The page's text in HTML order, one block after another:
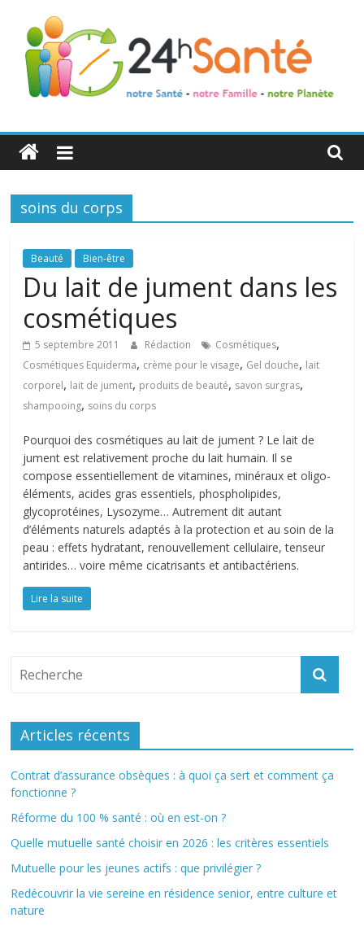
24h
Santé
La
de
toute
famille
soins du corps
Beauté Bien-être
Du lait de jument dans les
cosmétiques
5 septembre 2011 Rédaction Cosmétiques,
Cosmétiques Equiderma, crème pour le visage, Gel douche, lait
corporel, lait de jument, produits de beauté, savon surgras,
shampooing, soins du corps
Pourquoi des cosmétiques au lait de jument ? Le lait de
jument est relativement proche du lait humain. Il se
compose essentiellement de vitamines, minéraux et oligo-
éléments, acides gras essentiels, phospholipides,
glycoprotéines, Lysozyme… Autrement dit autant
d’éléments naturels adaptés à la protection et au soin de la
peau : effets hydratant, renouvellement cellulaire, tenseur
antirides… voire même cicatrisants et antibactériens.
Lire la suite
Articles récents
Contrat d’assurance obsèques : à quoi ça sert et comment ça
fonctionne ?
Réforme du 100 % santé : où en est-on ?
Quelle mutuelle santé choisir en 2026 : les critères essentiels
Mutuelle pour les jeunes actifs : que privilégier ?
Redécouvrir la vie sereine en résidence senior, entre culture et
nature